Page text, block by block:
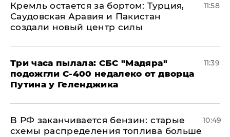
​Кремль остается за бортом: Турция,
Саудовская Аравия и Пакистан
создали новый центр силы
11:58
Три часа пылала: СБС "Мадяра"
подожгли С-400 недалеко от дворца
Путина у Геленджика
11:39
​В РФ заканчивается бензин: старые
схемы распределения топлива больше
10:49